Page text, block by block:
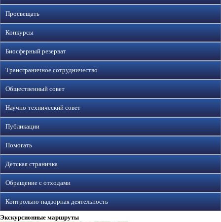
Просвещать
Конкурсы
Биосферный резерват
Трансграничное сотрудничество
Общественный совет
Научно-технический совет
Публикации
Помогать
Детская страничка
Обращение с отходами
Контрольно-надзорная деятельность
Экскурсионные маршруты